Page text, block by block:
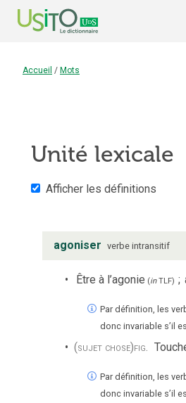
Accueil / Mots
Unité lexicale
Afficher les définitions
agoniser verbe intransitif
Être à l’agonie (inTLF) ;
Par définition, les
donc invariable s’il
(sujet chose)fig.
Par définition, les
donc invariable s’il